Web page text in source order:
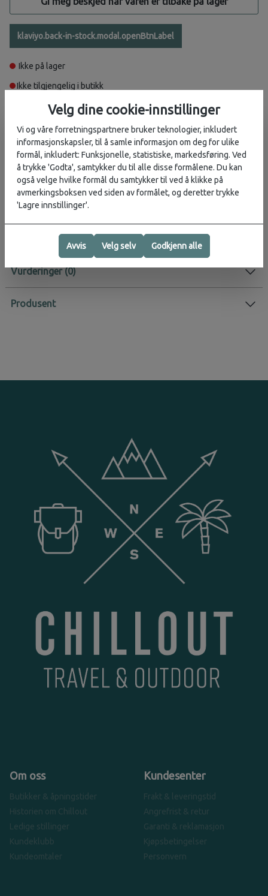
klaviyo.back-in-stock.modal.openBtnLabel
Ikke på lager
Ikke tilgjengelig i butikk
Beskrivelse
Behagelige sokker med ultratynn polstring og legghøyde, perfekt
til hverdagsbruk!
Materiale: 60% merinoull, 37% polyamid, 3% elestan
Aktivitet: Hverdag
Vurderinger
Produsent
Om oss
Butikker & åpningstider
Historien om Chillout
Ledige stillinger
Kundeklubb
Kundeomtaler
Kundesenter
Frakt & leveringstid
Angrefrist & retur
Garanti & reklamasjon
Kjøpsbetingelser
Personvern
Velg dine cookie-innstillinger
Vi og våre forretningspartnere bruker teknologier, inkludert
informasjonskapsler, til å samle informasjon om deg for ulike
formål, inkludert: Funksjonelle, statistiske, markedsføring. Ved
å trykke 'Godta', samtykker du til alle disse formålene. Du kan
også velge hvilke formål du samtykker til ved å klikke på
avmerkingsboksen ved siden av formålet, og deretter trykke
'Lagre innstillinger'.
Avvis Velg selv Godkjenn alle